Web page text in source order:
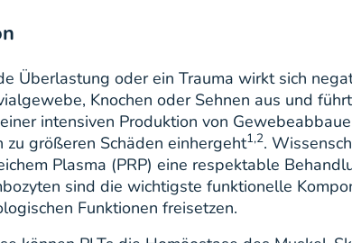
Überlastung oder ein Trauma wirkt sich
Knochen oder Sehnen aus und
intensiven Produktion von
zu größeren Schäden einhergeht1,2.
Plasma (PRP) eine respektable
sind die wichtigste funktionelle
Funktionen freisetzen.